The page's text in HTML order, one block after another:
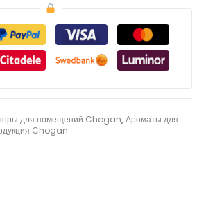
для помещений Chogan,Ароматы для
Chogan